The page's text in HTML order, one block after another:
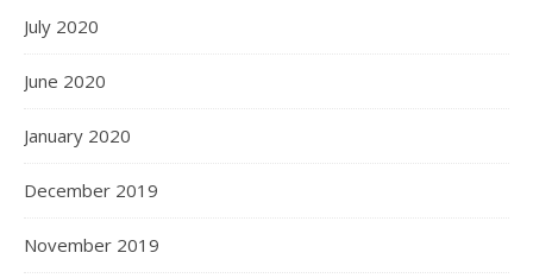
July 2020
June 2020
January 2020
December 2019
November 2019